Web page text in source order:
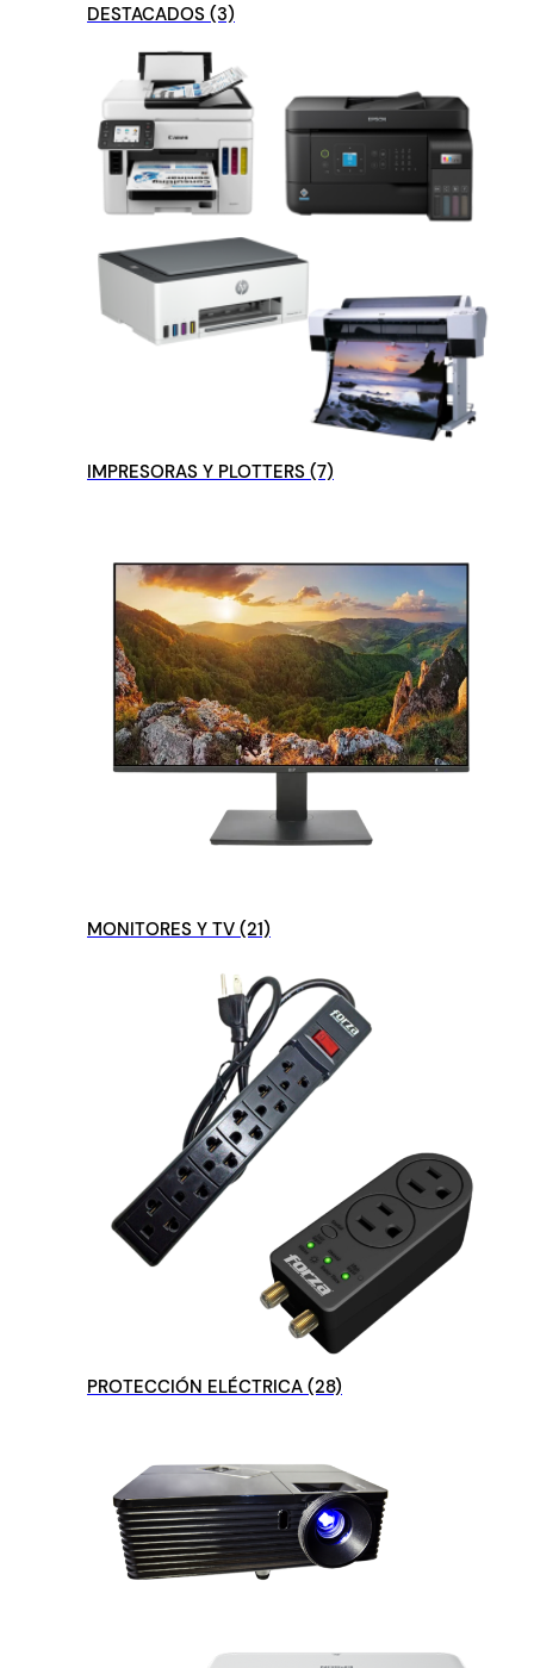
DESTACADOS (3)
IMPRESORAS Y PLOTTERS (7)
MONITORES Y TV (21)
PROTECCIÓN ELÉCTRICA (28)